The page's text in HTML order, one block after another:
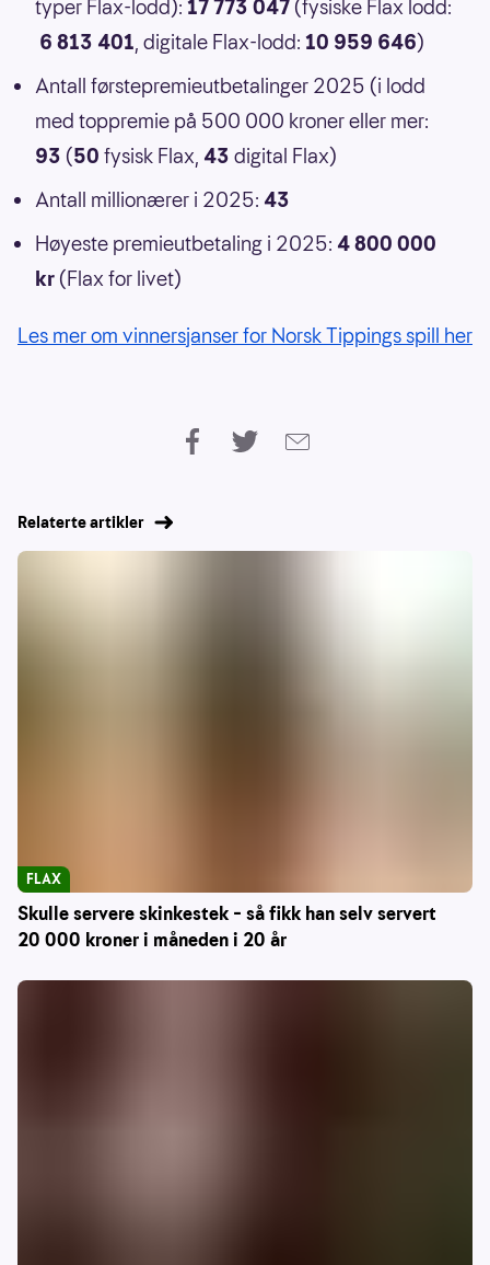
typer Flax-lodd): 17 773 047 (fysiske Flax lodd:
6 813 401, digitale Flax-lodd: 10 959 646)
Antall førstepremieutbetalinger 2025 (i lodd
med toppremie på 500 000 kroner eller mer:
93 (50 fysisk Flax, 43 digital Flax)
Antall millionærer i 2025: 43
Høyeste premieutbetaling i 2025: 4 800 000
kr (Flax for livet)
Les mer om vinnersjanser for Norsk Tippings spill her
Relaterte artikler
Skulle servere skinkestek – så fikk han selv servert
20 000 kroner i måneden i 20 år
FLAX